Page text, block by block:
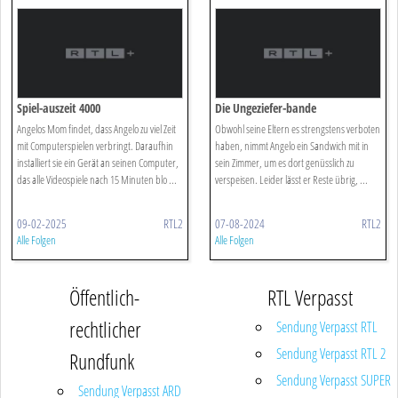
Spiel-auszeit 4000
Angelos Mom findet, dass Angelo zu viel Zeit
mit Computerspielen verbringt. Daraufhin
installiert sie ein Gerät an seinen Computer,
das alle Videospiele nach 15 Minuten blo ...
09-02-2025 RTL2
Alle Folgen
Die Ungeziefer-bande
Obwohl seine Eltern es strengstens verboten
haben, nimmt Angelo ein Sandwich mit in
sein Zimmer, um es dort genüsslich zu
verspeisen. Leider lässt er Reste übrig, ...
07-08-2024 RTL2
Alle Folgen
Öffentlich-
rechtlicher
Rundfunk
Sendung Verpasst ARD
RTL Verpasst
Sendung Verpasst RTL
Sendung Verpasst RTL 2
Sendung Verpasst SUPER